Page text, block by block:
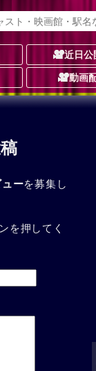
近日公
動画
ューを募集し
を押してく